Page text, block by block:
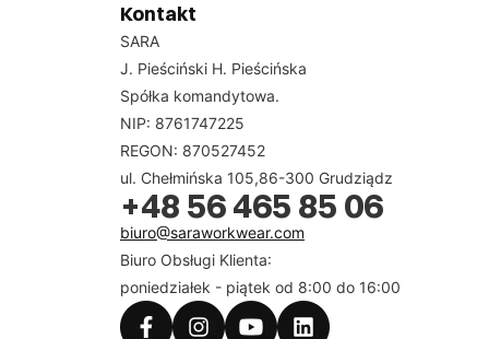
Kontakt
SARA
J. Pieściński H. Pieścińska
Spółka komandytowa.
NIP: 8761747225
REGON: 870527452
ul. Chełmińska 105,86-300 Grudziądz
+48 56 465 85 06
biuro@saraworkwear.com
Biuro Obsługi Klienta:
poniedziałek - piątek od 8:00 do 16:00